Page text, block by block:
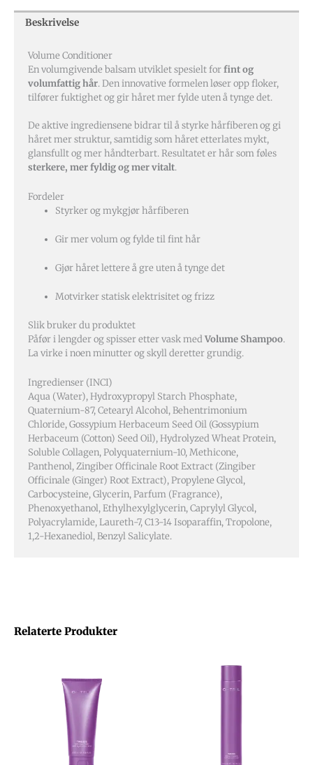
Relaterte Produkter
Beskrivelse
Volume Conditioner
En volumgivende balsam utviklet spesielt forfint og
volumfattig hår. Den innovative formelen løser opp floker,
tilfører fuktighet og gir håret mer fylde uten å tynge det.
De aktive ingrediensene bidrar til å styrke hårfiberen og gi
håret mer struktur, samtidig som håret etterlates mykt,
glansfullt og mer håndterbart. Resultatet er hår som føles
sterkere, mer fyldig og mer vitalt.
Fordeler
Styrker og mykgjør hårfiberen
Gir mer volum og fylde til fint hår
Gjør håret lettere å gre uten å tynge det
Motvirker statisk elektrisitet og frizz
Slik bruker du produktet
Påfør i lengder og spisser etter vask medVolume Shampoo.
La virke i noen minutter og skyll deretter grundig.
Ingredienser (INCI)
Aqua (Water), Hydroxypropyl Starch Phosphate,
Quaternium-87, Cetearyl Alcohol, Behentrimonium
Chloride, Gossypium Herbaceum Seed Oil (Gossypium
Herbaceum (Cotton) Seed Oil), Hydrolyzed Wheat Protein,
Soluble Collagen, Polyquaternium-10, Methicone,
Panthenol, Zingiber Officinale Root Extract (Zingiber
Officinale (Ginger) Root Extract), Propylene Glycol,
Carbocysteine, Glycerin, Parfum (Fragrance),
Phenoxyethanol, Ethylhexylglycerin, Caprylyl Glycol,
Polyacrylamide, Laureth-7, C13-14 Isoparaffin, Tropolone,
1,2-Hexanediol, Benzyl Salicylate.